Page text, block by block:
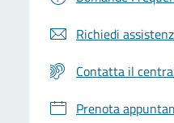
Richiedi
Contatta il
Prenota